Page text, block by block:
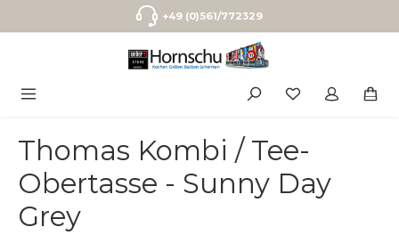
Zum Hauptinhalt springen+49 (0)561/772329
Thomas Kombi / Tee-
Obertasse - Sunny Day
Grey